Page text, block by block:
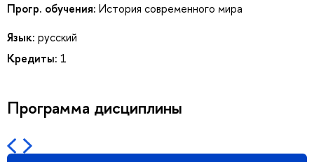
Прогр. обучения: История современного мира
Язык: русский
Кредиты: 1
Программа дисциплины